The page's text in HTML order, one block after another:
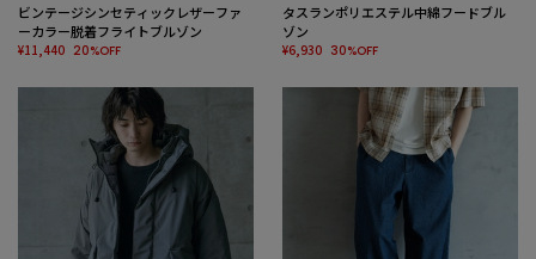
ビンテージシンセティックレザーファ
ーカラー脱着フライトブルゾン
¥11,440 20%OFF
タスランポリエステル中綿フードブル
ゾン
¥6,930 30%OFF